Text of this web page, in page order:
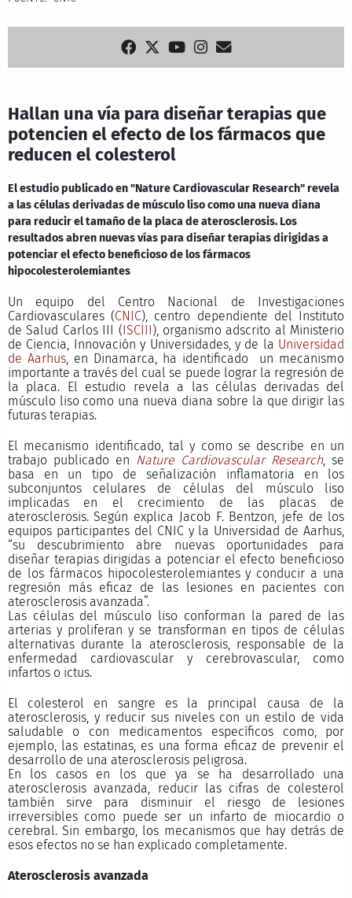
Hallan una vía para diseñar terapias que
potencien el efecto de los fármacos que
reducen el colesterol
El estudio publicado en "Nature Cardiovascular Research" revela
a las células derivadas de músculo liso como una nueva diana
para reducir el tamaño de la placa de aterosclerosis. Los
resultados abren nuevas vías para diseñar terapias dirigidas a
potenciar el efecto beneficioso de los fármacos
hipocolesterolemiantes
Un equipo del Centro Nacional de Investigaciones
Cardiovasculares (CNIC), centro dependiente del Instituto
de Salud Carlos III (ISCIII), organismo adscrito al Ministerio
de Ciencia, Innovación y Universidades, y de la Universidad
de Aarhus, en Dinamarca, ha identificado un mecanismo
importante a través del cual se puede lograr la regresión de
la placa. El estudio revela a las células derivadas del
músculo liso como una nueva diana sobre la que dirigir las
futuras terapias.
El mecanismo identificado, tal y como se describe en un
trabajo publicado en Nature Cardiovascular Research, se
basa en un tipo de señalización inflamatoria en los
subconjuntos celulares de células del músculo liso
implicadas en el crecimiento de las placas de
aterosclerosis. Según explica Jacob F. Bentzon, jefe de los
equipos participantes del CNIC y la Universidad de Aarhus,
“su descubrimiento abre nuevas oportunidades para
diseñar terapias dirigidas a potenciar el efecto beneficioso
de los fármacos hipocolesterolemiantes y conducir a una
regresión más eficaz de las lesiones en pacientes con
aterosclerosis avanzada”.
Las células del músculo liso conforman la pared de las
arterias y proliferan y se transforman en tipos de células
alternativas durante la aterosclerosis, responsable de la
enfermedad cardiovascular y cerebrovascular, como
infartos o ictus.
El colesterol en sangre es la principal causa de la
aterosclerosis, y reducir sus niveles con un estilo de vida
saludable o con medicamentos específicos como, por
ejemplo, las estatinas, es una forma eficaz de prevenir el
desarrollo de una aterosclerosis peligrosa.
En los casos en los que ya se ha desarrollado una
aterosclerosis avanzada, reducir las cifras de colesterol
también sirve para disminuir el riesgo de lesiones
irreversibles como puede ser un infarto de miocardio o
cerebral. Sin embargo, los mecanismos que hay detrás de
esos efectos no se han explicado completamente.
Aterosclerosis avanzada